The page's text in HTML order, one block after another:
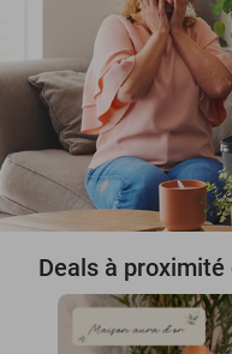
Deals à